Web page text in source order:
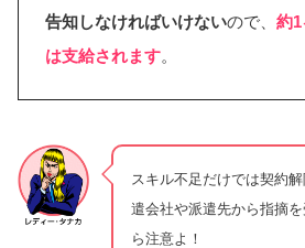
告知しなければいけないので、 約
は支給されます。
スキル不足だけでは契約
遣会社や派遣先から指摘
ら注意よ！